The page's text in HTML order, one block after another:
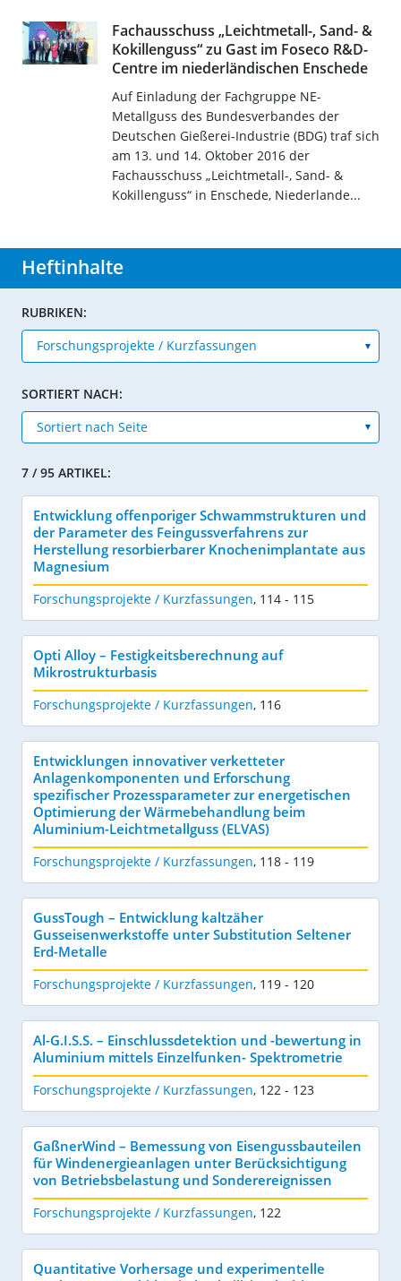
Fachausschuss „Leichtmetall-, Sand- &
Kokillenguss“ zu Gast im Foseco R&D-
Centre im niederländischen Enschede
Auf Einladung der Fachgruppe NE-
Metallguss des Bundesverbandes der
Deutschen Gießerei-Industrie (BDG) traf sich
am 13. und 14. Oktober 2016 der
Fachausschuss „Leichtmetall-, Sand- &
Kokillenguss“ in Enschede, Niederlande...
Heftinhalte
RUBRIKEN:
SORTIERT NACH:
7 / 95 ARTIKEL:
Entwicklung offenporiger Schwammstrukturen und
der Parameter des Feingussverfahrens zur
Herstellung resorbierbarer Knochenimplantate aus
Magnesium
Forschungsprojekte / Kurzfassungen, 114 - 115
Opti Alloy – Festigkeitsberechnung auf
Mikrostrukturbasis
Forschungsprojekte / Kurzfassungen, 116
Entwicklungen innovativer verketteter
Anlagenkomponenten und Erforschung
spezifischer Prozessparameter zur energetischen
Optimierung der Wärmebehandlung beim
Aluminium-Leichtmetallguss (ELVAS)
Forschungsprojekte / Kurzfassungen, 118 - 119
GussTough – Entwicklung kaltzäher
Gusseisenwerkstoffe unter Substitution Seltener
Erd-Metalle
Forschungsprojekte / Kurzfassungen, 119 - 120
Al-G.I.S.S. – Einschlussdetektion und -bewertung in
Aluminium mittels Einzelfunken- Spektrometrie
Forschungsprojekte / Kurzfassungen, 122 - 123
GaßnerWind – Bemessung von Eisengussbauteilen
für Windenergieanlagen unter Berücksichtigung
von Betriebsbelastung und Sonderereignissen
Forschungsprojekte / Kurzfassungen, 122
Quantitative Vorhersage und experimentelle